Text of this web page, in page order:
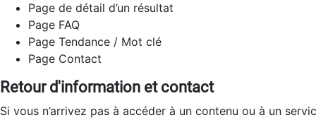
Page de détail d’un résultat
Page FAQ
Page Tendance / Mot clé
Page Contact
Retour d'information et contact
Si vous n’arrivez pas à accéder à un contenu ou à un